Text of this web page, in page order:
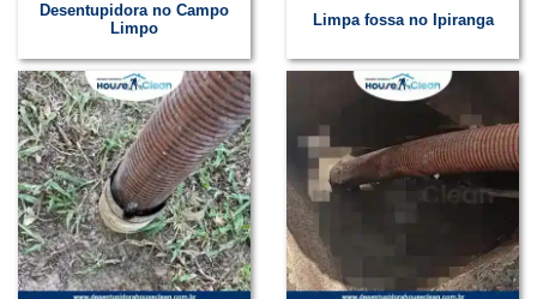
Desentupidora no Campo
Limpo
Limpa fossa no Ipiranga